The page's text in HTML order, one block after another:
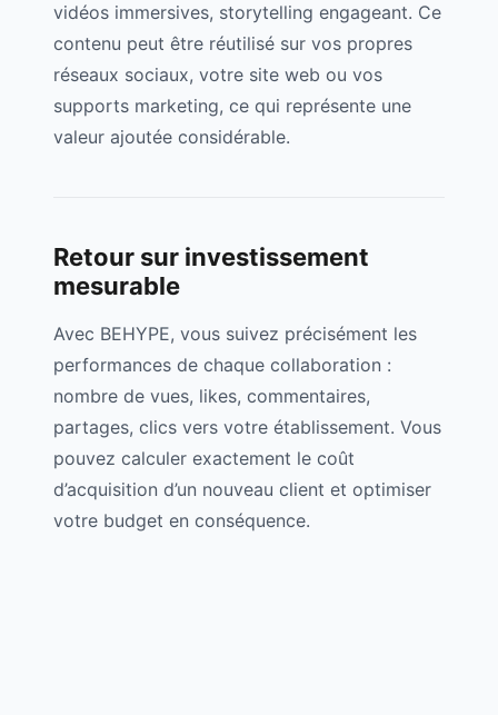
vidéos immersives, storytelling engageant. Ce
contenu peut être réutilisé sur vos propres
réseaux sociaux, votre site web ou vos
supports marketing, ce qui représente une
valeur ajoutée considérable.
Retour sur investissement
mesurable
Avec BEHYPE, vous suivez précisément les
performances de chaque collaboration :
nombre de vues, likes, commentaires,
partages, clics vers votre établissement. Vous
pouvez calculer exactement le coût
d’acquisition d’un nouveau client et optimiser
votre budget en conséquence.